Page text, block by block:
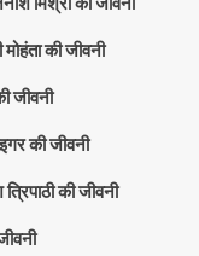
की जीवनी
जीवनी
की जीवनी
की जीवनी